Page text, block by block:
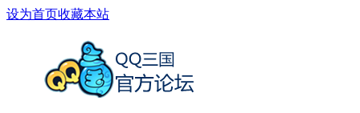
设为首页收藏本站